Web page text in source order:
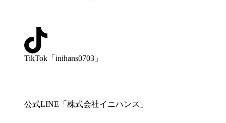
TikTok「inihans0703」
公式LINE「株式会社イニハンス」